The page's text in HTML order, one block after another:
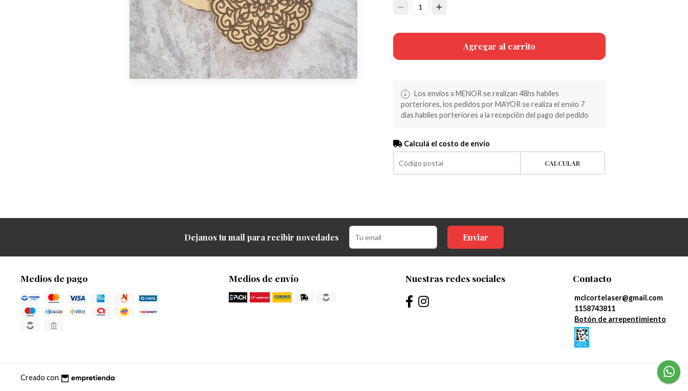
1
Agregar al carrito
Los envios x MENOR se realizan 48hs habiles
porteriores, los pedidos por MAYOR se realiza el envio 7
dias habiles porteriores a la recepción del pago del pedido
Calculá el costo de envío
CALCULAR
Dejanos tu mail para recibir novedades Enviar
Medios de pago Medios de envío Nuestras redes sociales Contacto
mclcortelaser@gmail.com
1158743811
Botón de arrepentimiento
Creado con